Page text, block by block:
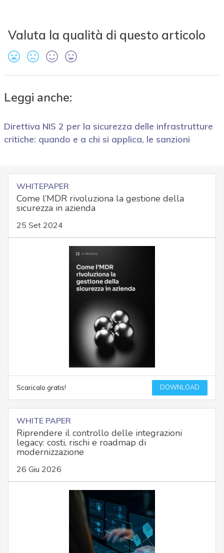
Valuta la qualità di questo articolo
Leggi anche:
Direttiva NIS 2 per la sicurezza delle infrastrutture
critiche: quando e a chi si applica, le sanzioni
WHITEPAPER
Come l’MDR rivoluziona la gestione della
sicurezza in azienda
25 Set 2024
Scaricalo gratis! DOWNLOAD
WHITE PAPER
Riprendere il controllo delle integrazioni
legacy: costi, rischi e roadmap di
modernizzazione
26 Giu 2026